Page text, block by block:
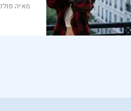
מאיה